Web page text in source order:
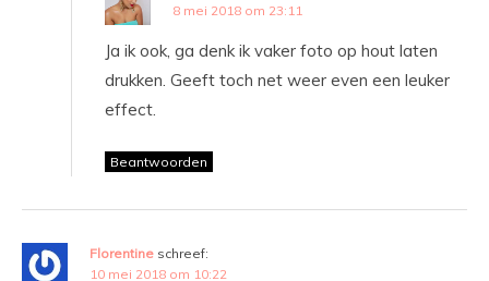
8 mei 2018 om 23:11
Ja ik ook, ga denk ik vaker foto op hout laten
drukken. Geeft toch net weer even een leuker
effect.
Beantwoorden
Florentine schreef:
10 mei 2018 om 10:22